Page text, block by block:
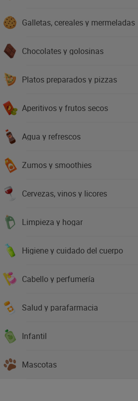
Galletas, cereales y mermeladas
Chocolates y golosinas
Platos preparados y pizzas
Aperitivos y frutos secos
Agua y refrescos
Zumos y smoothies
Cervezas, vinos y licores
Limpieza y hogar
Higiene y cuidado del cuerpo
Cabello y perfumería
Salud y parafarmacia
Infantil
Mascotas